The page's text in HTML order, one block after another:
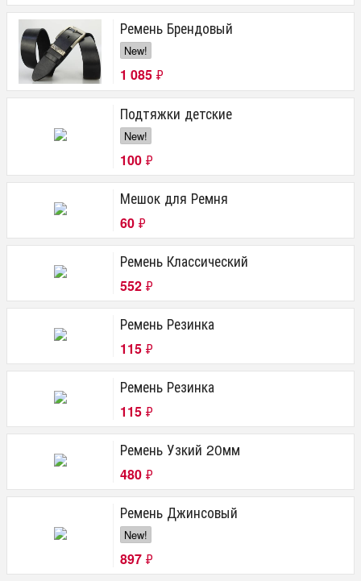
Ремень Брендовый
New!
1 085 ₽
Подтяжки детские
New!
100 ₽
Мешок для Ремня
60 ₽
Ремень Классический
552 ₽
Ремень Резинка
115 ₽
Ремень Резинка
115 ₽
Ремень Узкий 20мм
480 ₽
Ремень Джинсовый
New!
897 ₽